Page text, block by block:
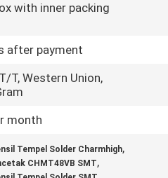
with inner packing
after payment
T, Western Union,
month
Tempel Solder Charmhigh,
CHMT48VB SMT,